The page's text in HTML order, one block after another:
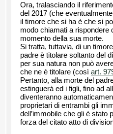
Ora, tralasciando il
del 2017 (che
il timore che si ha è che si
modo chiamati a rispondere
momento della sua morte.
Si tratta, tuttavia, di un
padre è titolare soltanto del
per sua natura non può
che ne è titolare (così art.
Pertanto, alla morte del
estinguerà ed i figli, fino ad
diventeranno
proprietari di entrambi gli
dell’immobile che gli è stato
forza del citato atto di